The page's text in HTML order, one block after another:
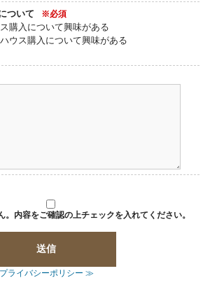
ついて ※必須
購入について興味がある
ウス購入について興味がある
内容をご確認の上チェックを入れてください。
プライバシーポリシー ≫